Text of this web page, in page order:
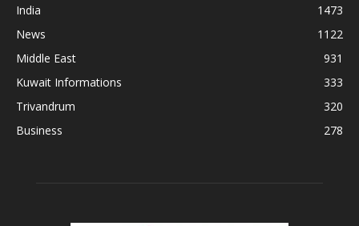
India
1473
News
1122
Middle East
931
Kuwait Informations
333
Trivandrum
320
Business
278